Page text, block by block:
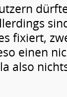
fixiert,
einen
also